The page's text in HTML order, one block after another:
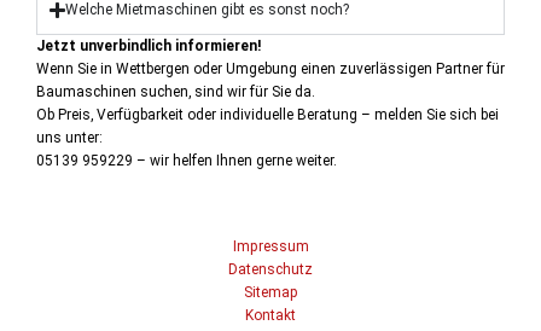
Welche Mietmaschinen gibt es sonst noch?
Jetzt unverbindlich informieren!
Wenn Sie in Wettbergen oder Umgebung einen zuverlässigen Partner für
Baumaschinen suchen, sind wir für Sie da.
Ob Preis, Verfügbarkeit oder individuelle Beratung – melden Sie sich bei
uns unter:
05139 959229 – wir helfen Ihnen gerne weiter.
Impressum
Datenschutz
Sitemap
Kontakt